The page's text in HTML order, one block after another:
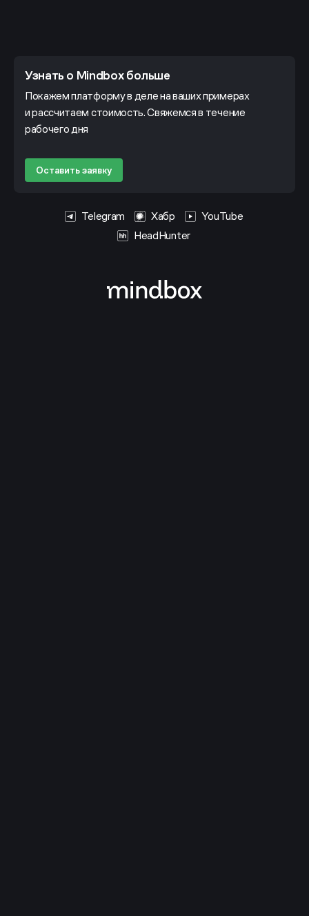
Узнать о Mindbox больше
Покажем платформу в деле на ваших примерах
и рассчитаем стоимость. Свяжемся в течение
рабочего дня
Оставить заявку
Telegram Хабр
YouTube
HeadHunter